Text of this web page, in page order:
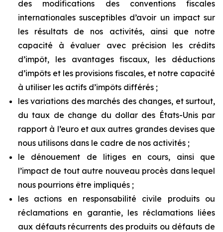
des modifications des conventions fiscales
internationales susceptibles d’avoir un impact sur
les résultats de nos activités, ainsi que notre
capacité à évaluer avec précision les crédits
d’impôt, les avantages fiscaux, les déductions
d’impôts et les provisions fiscales, et notre capacité
à utiliser les actifs d’impôts différés ;
les variations des marchés des changes, et surtout,
du taux de change du dollar des États-Unis par
rapport à l’euro et aux autres grandes devises que
nous utilisons dans le cadre de nos activités ;
le dénouement de litiges en cours, ainsi que
l’impact de tout autre nouveau procès dans lequel
nous pourrions être impliqués ;
les actions en responsabilité civile produits ou
réclamations en garantie, les réclamations liées
aux défauts récurrents des produits ou défauts de